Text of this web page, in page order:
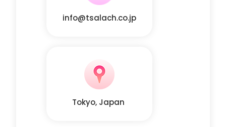
info@tsalach.co.jp
Tokyo, Japan